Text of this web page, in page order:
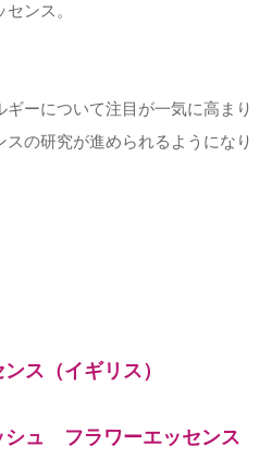
ンス。
ーについて注目が一気に高まり
の研究が進められるようになり
ス（イギリス）
シュ フラワーエッセンス